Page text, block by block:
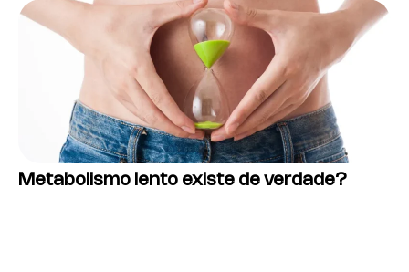
Metabolismo lento existe de verdade?